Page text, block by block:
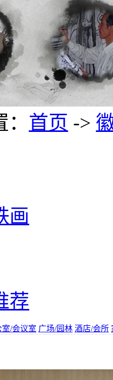
首页 ->
画
荐
室/会议室 广场/园林 酒店/会所